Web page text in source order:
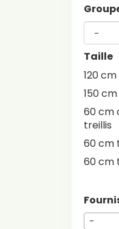
Taille
120
150
60 cm
treillis
60 cm
60 cm
-